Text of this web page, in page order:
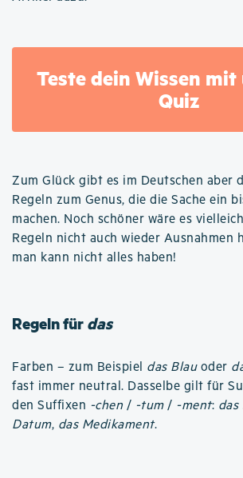
Teste dein Wissen mit
Quiz
Zum Glück gibt es im Deutschen aber
Regeln zum Genus, die die Sache ein
machen. Noch schöner wäre es
Regeln nicht auch wieder Ausnahmen
man kann nicht alles haben!
Regeln fürdas
Farben – zum Beispiel das Blauoder
fast immer neutral. Dasselbe gilt für
den Suffixen -chen / -tum/ -ment: das
Datum, das Medikament.